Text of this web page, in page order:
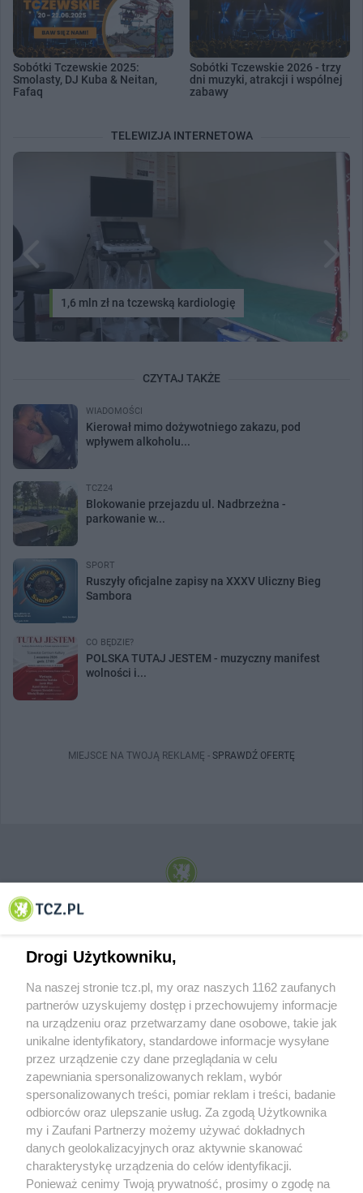
Sobótki Tczewskie 2025:
Smolasty, DJ Kuba & Neitan,
Fafaq
Sobótki Tczewskie 2026 - trzy
dni muzyki, atrakcji i wspólnej
zabawy
TELEWIZJA INTERNETOWA
1,6 mln zł na tczewską kardiologię
CZYTAJ TAKŻE
WIADOMOŚCI
Kierował mimo dożywotniego zakazu, pod
wpływem alkoholu...
TCZ24
Blokowanie przejazdu ul. Nadbrzeżna -
parkowanie w...
SPORT
Ruszyły oficjalne zapisy na XXXV Uliczny Bieg
Sambora
CO BĘDZIE?
POLSKA TUTAJ JESTEM - muzyczny manifest
wolności i...
MIEJSCE NA TWOJĄ REKLAMĘ - SPRAWDŹ OFERTĘ
© 2001-2026 Tczew - TCZ.PL Sp. z o.o. Internetowy Serwis Informacyjny Miasta
O FIRMIE POLITYKA PRYWATNOŚCI HOSTING
REKLAMA WSPÓŁPRACA RSS FACEBOOK KONTAKT
Nasze serwisy
Aktualności
Muzyka i kultura
Drogi Użytkowniku,
Na naszej stronie tcz.pl, my oraz naszych 1162 zaufanych
partnerów uzyskujemy dostęp i przechowujemy informacje
na urządzeniu oraz przetwarzamy dane osobowe, takie jak
unikalne identyfikatory, standardowe informacje wysyłane
przez urządzenie czy dane przeglądania w celu
zapewniania spersonalizowanych reklam, wybór
spersonalizowanych treści, pomiar reklam i treści, badanie
odbiorców oraz ulepszanie usług. Za zgodą Użytkownika
my i Zaufani Partnerzy możemy używać dokładnych
danych geolokalizacyjnych oraz aktywnie skanować
charakterystykę urządzenia do celów identyfikacji.
Ponieważ cenimy Twoją prywatność, prosimy o zgodę na